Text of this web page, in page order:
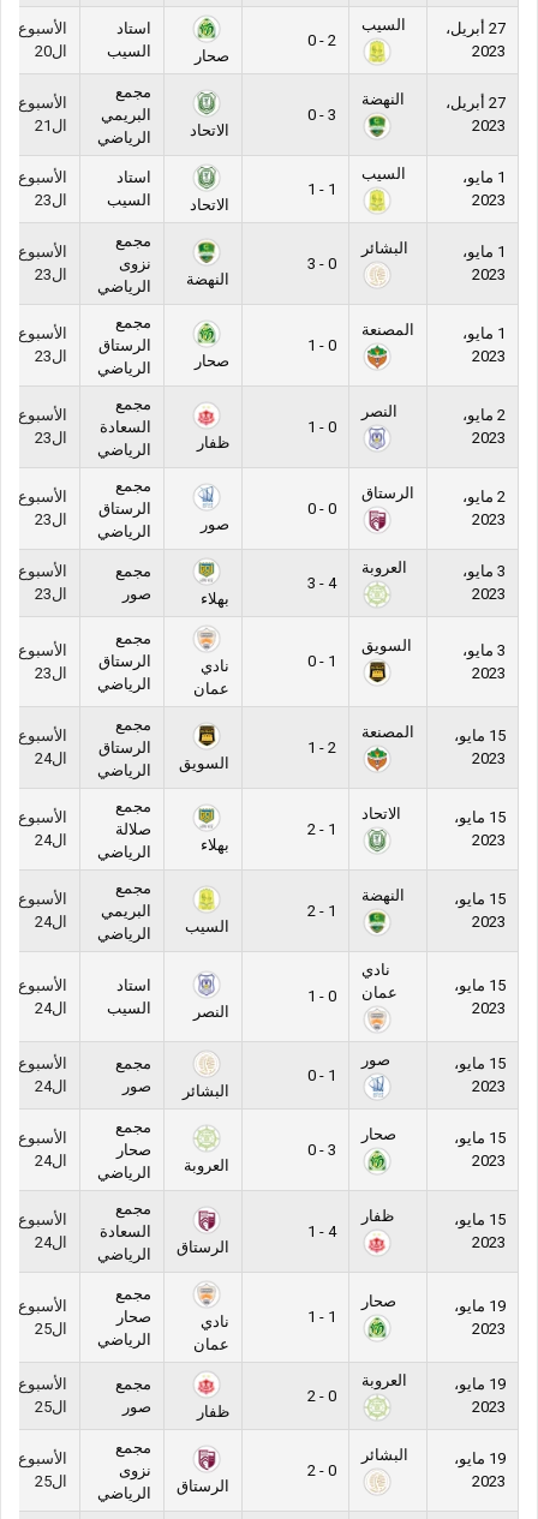
27 أبريل،
2023
السيب
2 - 0
صحار
استاد
السيب
الأسبوع
ال20
27 أبريل،
2023
النهضة
3 - 0
الاتحاد
مجمع
البريمي
الرياضي
الأسبوع
ال21
1 مايو،
2023
السيب
1 - 1
الاتحاد
استاد
السيب
الأسبوع
ال23
1 مايو،
2023
البشائر
0 - 3
النهضة
مجمع
نزوى
الرياضي
الأسبوع
ال23
1 مايو،
2023
المصنعة
0 - 1
صحار
مجمع
الرستاق
الرياضي
الأسبوع
ال23
2 مايو،
2023
النصر
0 - 1
ظفار
مجمع
السعادة
الرياضي
الأسبوع
ال23
2 مايو،
2023
الرستاق
0 - 0
صور
مجمع
الرستاق
الرياضي
الأسبوع
ال23
3 مايو،
2023
العروبة
4 - 3
بهلاء
مجمع
صور
الأسبوع
ال23
3 مايو،
2023
السويق
1 - 0
نادي
عمان
مجمع
الرستاق
الرياضي
الأسبوع
ال23
15 مايو،
2023
المصنعة
2 - 1
السويق
مجمع
الرستاق
الرياضي
الأسبوع
ال24
15 مايو،
2023
الاتحاد
1 - 2
بهلاء
مجمع
صلالة
الرياضي
الأسبوع
ال24
15 مايو،
2023
النهضة
1 - 2
السيب
مجمع
البريمي
الرياضي
الأسبوع
ال24
15 مايو،
2023
نادي
عمان
0 - 1
النصر
استاد
السيب
الأسبوع
ال24
15 مايو،
2023
صور
1 - 0
البشائر
مجمع
صور
الأسبوع
ال24
15 مايو،
2023
صحار
3 - 0
العروبة
مجمع
صحار
الرياضي
الأسبوع
ال24
15 مايو،
2023
ظفار
4 - 1
الرستاق
مجمع
السعادة
الرياضي
الأسبوع
ال24
19 مايو،
2023
صحار
1 - 1
نادي
عمان
مجمع
صحار
الرياضي
الأسبوع
ال25
19 مايو،
2023
العروبة
0 - 2
ظفار
مجمع
صور
الأسبوع
ال25
19 مايو،
2023
البشائر
0 - 2
الرستاق
مجمع
نزوى
الرياضي
الأسبوع
ال25